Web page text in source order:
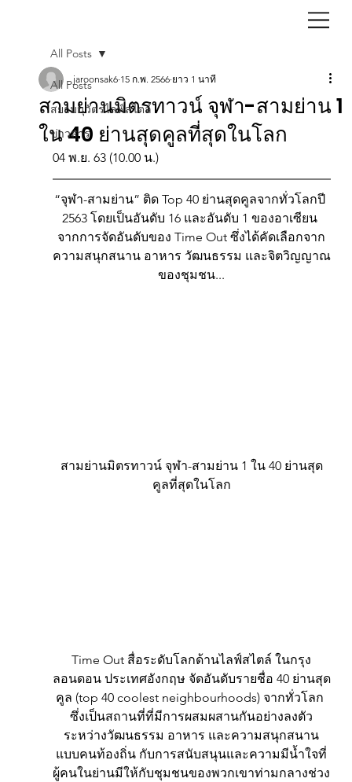
All Posts
สยามนุวัตรไลฟ์สไตล์
ข่าวสาร
All Posts
สามย่านมิตรทาวน์ จุฬา-สามย่าน 1
ใน 40 ย่านสุดคูลที่สุดในโลก
jaroonsak6 15 ก.พ. 2566 ยาว 1 นาที
04 พ.ย. 63 (10.00 น.)
“จุฬา-สามย่าน” ติด Top 40 ย่านสุดคูลจากทั่วโลกปี
2563 โดยเป็นอันดับ 16 และอันดับ 1 ของอาเซียน
จากการจัดอันดับของ Time Out ซึ่งได้คัดเลือกจาก
ความสนุกสนาน อาหาร วัฒนธรรม และจิตวิญญาณ
ของชุมชน...
สามย่านมิตรทาวน์ จุฬา-สามย่าน 1 ใน 40 ย่านสุด
คูลที่สุดในโลก
Time Out สื่อระดับโลกด้านไลฟ์สไตล์ ในกรุง
ลอนดอน ประเทศอังกฤษ จัดอันดับรายชื่อ 40 ย่านสุด
คูล (top 40 coolest neighbourhoods) จากทั่วโลก
ซึ่งเป็นสถานที่ที่มีการผสมผสานกันอย่างลงตัว
ระหว่างวัฒนธรรม อาหาร และความสนุกสนาน
แบบคนท้องถิ่น กับการสนับสนุนและความมีน้ำใจที่
ผู้คนในย่านมีให้กับชุมชนของพวกเขาท่ามกลางช่วง